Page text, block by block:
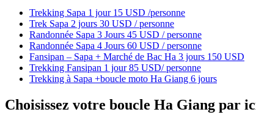
Trekking Sapa 1 jour 15 USD /personne
Trek Sapa 2 jours 30 USD / personne
Randonnée Sapa 3 Jours 45 USD / personne
Randonnée Sapa 4 Jours 60 USD / personne
Fansipan – Sapa + Marché de Bac Ha 3 jours 150 USD
Trekking Fansipan 1 jour 85 USD/ personne
Trekking à Sapa +boucle moto Ha Giang 6 jours
Choisissez votre boucle Ha Giang par